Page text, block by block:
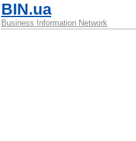
BIN.ua
Business Information Network